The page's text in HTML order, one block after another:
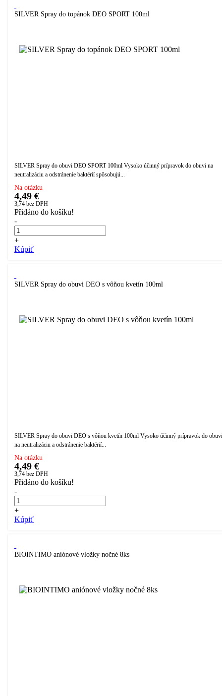
SILVER Spray do topánok DEO SPORT 100ml
SILVER Spray do obuvi DEO SPORT 100ml Vysoko účinný prípravok do obuvi na
neutralizáciu a odstránenie baktérií spôsobujú...
Na otázku
4,49 €
3,74 bez DPH
Přidáno do košíku!
-
+
Kúpiť
SILVER Spray do obuvi DEO s vôňou kvetín 100ml
SILVER Spray do obuvi DEO s vôňou kvetín 100ml Vysoko účinný prípravok do obuvi
na neutralizáciu a odstránenie baktérií...
Na otázku
4,49 €
3,74 bez DPH
Přidáno do košíku!
-
+
Kúpiť
BIOINTIMO aniónové vložky nočné 8ks